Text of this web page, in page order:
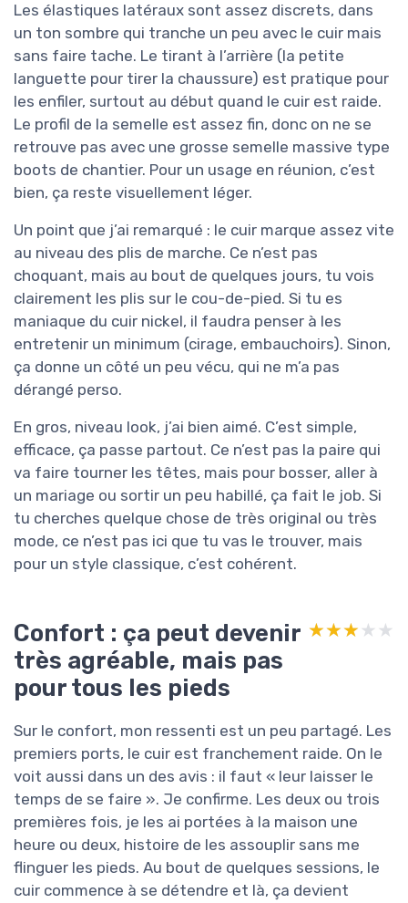
Les élastiques latéraux sont assez discrets, dans
un ton sombre qui tranche un peu avec le cuir mais
sans faire tache. Le tirant à l’arrière (la petite
languette pour tirer la chaussure) est pratique pour
les enfiler, surtout au début quand le cuir est raide.
Le profil de la semelle est assez fin, donc on ne se
retrouve pas avec une grosse semelle massive type
boots de chantier. Pour un usage en réunion, c’est
bien, ça reste visuellement léger.
Un point que j’ai remarqué : le cuir marque assez vite
au niveau des plis de marche. Ce n’est pas
choquant, mais au bout de quelques jours, tu vois
clairement les plis sur le cou-de-pied. Si tu es
maniaque du cuir nickel, il faudra penser à les
entretenir un minimum (cirage, embauchoirs). Sinon,
ça donne un côté un peu vécu, qui ne m’a pas
dérangé perso.
En gros, niveau look, j’ai bien aimé. C’est simple,
efficace, ça passe partout. Ce n’est pas la paire qui
va faire tourner les têtes, mais pour bosser, aller à
un mariage ou sortir un peu habillé, ça fait le job. Si
tu cherches quelque chose de très original ou très
mode, ce n’est pas ici que tu vas le trouver, mais
pour un style classique, c’est cohérent.
Confort : ça peut devenir
très agréable, mais pas
pour tous les pieds
★★★★★
★★★★★
Sur le confort, mon ressenti est un peu partagé. Les
premiers ports, le cuir est franchement raide. On le
voit aussi dans un des avis : il faut « leur laisser le
temps de se faire ». Je confirme. Les deux ou trois
premières fois, je les ai portées à la maison une
heure ou deux, histoire de les assouplir sans me
flinguer les pieds. Au bout de quelques sessions, le
cuir commence à se détendre et là, ça devient